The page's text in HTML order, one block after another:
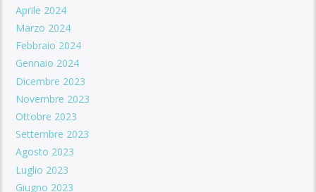
Aprile 2024
Marzo 2024
Febbraio 2024
Gennaio 2024
Dicembre 2023
Novembre 2023
Ottobre 2023
Settembre 2023
Agosto 2023
Luglio 2023
Giugno 2023